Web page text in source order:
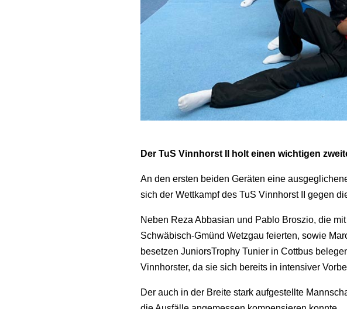
Der TuS Vinnhorst II holt einen wichtigen
An den ersten beiden Geräten eine
sich der Wettkampf des TuS Vinnhorst II gegen
Neben Reza Abbasian und Pablo Broszio, die
Schwäbisch-Gmünd Wetzgau feierten, sowie
besetzen JuniorsTrophy Tunier in Cottbus
Vinnhorster, da sie sich bereits in intensiver
Der auch in der Breite stark aufgestellte